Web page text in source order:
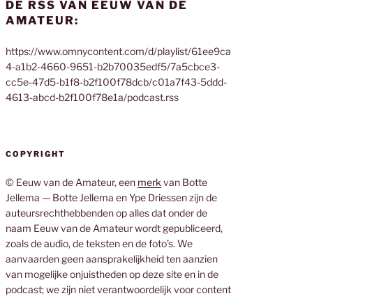
DE RSS VAN EEUW VAN DE
AMATEUR:
https://www.omnycontent.com/d/playlist/61ee9ca
4-a1b2-4660-9651-b2b70035edf5/7a5cbce3-
cc5e-47d5-b1f8-b2f100f78dcb/c01a7f43-5ddd-
4613-abcd-b2f100f78e1a/podcast.rss
COPYRIGHT
© Eeuw van de Amateur, een merk van Botte
Jellema — Botte Jellema en Ype Driessen zijn de
auteursrechthebbenden op alles dat onder de
naam Eeuw van de Amateur wordt gepubliceerd,
zoals de audio, de teksten en de foto’s. We
aanvaarden geen aansprakelijkheid ten aanzien
van mogelijke onjuistheden op deze site en in de
podcast; we zijn niet verantwoordelijk voor content